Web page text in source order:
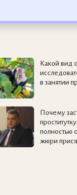
Какой вид
в занятии
Почему
полностью
жюри